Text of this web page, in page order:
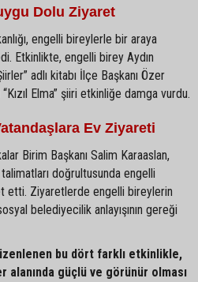
Dolu Ziyaret
engelli bireylerle bir araya
Etkinlikte, engelli birey Aydın
adlı kitabı İlçe Başkanı Özer
Elma” şiiri etkinliğe damga vurdu.
Ev Ziyareti
Birim Başkanı Salim Karaaslan,
talimatları doğrultusunda engelli
etti. Ziyaretlerde engelli bireylerin
belediyecilik anlayışının gereği
bu dört farklı etkinlikle,
alanında güçlü ve görünür olması